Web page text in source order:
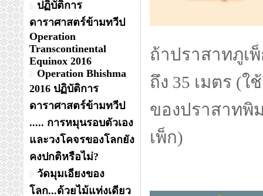
ปฏิบัติการ
ดาราศาสตร์ข้ามทวีป
Operation
Transcontinental
Equinox 2016
Operation Bhishma
2016 ปฏิบัติการ
ดาราศาสตร์ข้ามทวีป
..... การหมุนรอบตัวเอง
และวงโคจรของโลกยัง
คงปกติหรือไม่?
วัดมุมเอียงของ
โลก...ด้วยไม้แท่งเดียว
ถ้าปราสาทภูเ
ถึง 35 เมตร (
ของปราสาทพิ
เพ็ก)